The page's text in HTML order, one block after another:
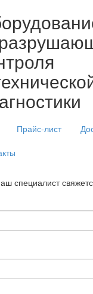
Прайс-лист
специалист